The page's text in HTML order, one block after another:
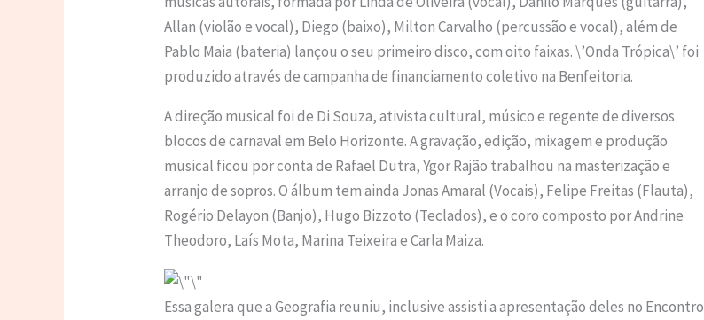
Allan (violão e vocal), Diego (baixo), Milton Carvalho (percussão e vocal), além de
Pablo Maia (bateria) lançou o seu primeiro disco, com oito faixas. \’Onda Trópica\’ foi
produzido através de campanha de financiamento coletivo na Benfeitoria.
A direção musical foi de Di Souza, ativista cultural, músico e regente de diversos
blocos de carnaval em Belo Horizonte. A gravação, edição, mixagem e produção
musical ficou por conta de Rafael Dutra, Ygor Rajão trabalhou na masterização e
arranjo de sopros. O álbum tem ainda Jonas Amaral (Vocais), Felipe Freitas (Flauta),
Rogério Delayon (Banjo), Hugo Bizzoto (Teclados), e o coro composto por Andrine
Theodoro, Laís Mota, Marina Teixeira e Carla Maiza.
Essa galera que a Geografia reuniu, inclusive assisti a apresentação deles no Encontro